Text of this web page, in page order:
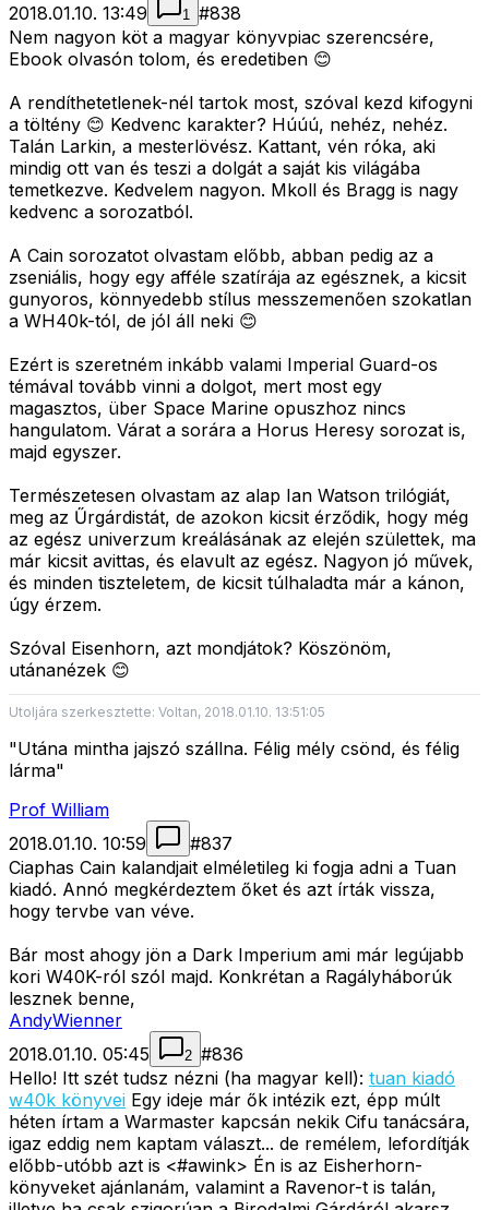
2018.01.10. 13:49 1 #838
Nem nagyon köt a magyar könyvpiac szerencsére,
Ebook olvasón tolom, és eredetiben 😊
A rendíthetetlenek-nél tartok most, szóval kezd kifogyni
a töltény 😊 Kedvenc karakter? Húúú, nehéz, nehéz.
Talán Larkin, a mesterlövész. Kattant, vén róka, aki
mindig ott van és teszi a dolgát a saját kis világába
temetkezve. Kedvelem nagyon. Mkoll és Bragg is nagy
kedvenc a sorozatból.
A Cain sorozatot olvastam előbb, abban pedig az a
zseniális, hogy egy afféle szatírája az egésznek, a kicsit
gunyoros, könnyedebb stílus messzemenően szokatlan
a WH40k-tól, de jól áll neki 😊
Ezért is szeretném inkább valami Imperial Guard-os
témával tovább vinni a dolgot, mert most egy
magasztos, über Space Marine opuszhoz nincs
hangulatom. Várat a sorára a Horus Heresy sorozat is,
majd egyszer.
Természetesen olvastam az alap Ian Watson trilógiát,
meg az Űrgárdistát, de azokon kicsit érződik, hogy még
az egész univerzum kreálásának az elején születtek, ma
már kicsit avittas, és elavult az egész. Nagyon jó művek,
és minden tiszteletem, de kicsit túlhaladta már a kánon,
úgy érzem.
Szóval Eisenhorn, azt mondjátok? Köszönöm,
utánanézek 😊
Utoljára szerkesztette: Voltan, 2018.01.10. 13:51:05
"Utána mintha jajszó szállna. Félig mély csönd, és félig
lárma"
Prof William
2018.01.10. 10:59
#837
Ciaphas Cain kalandjait elméletileg ki fogja adni a Tuan
kiadó. Annó megkérdeztem őket és azt írták vissza,
hogy tervbe van véve.
Bár most ahogy jön a Dark Imperium ami már legújabb
kori W40K-ról szól majd. Konkrétan a Ragályháborúk
lesznek benne,
AndyWienner
2018.01.10. 05:45
2 #836
Hello! Itt szét tudsz nézni (ha magyar kell): tuan kiadó
w40k könyvei Egy ideje már ők intézik ezt, épp múlt
héten írtam a Warmaster kapcsán nekik Cifu tanácsára,
igaz eddig nem kaptam választ... de remélem, lefordítják
előbb-utóbb azt is <#awink> Én is az Eisherhorn-
könyveket ajánlanám, valamint a Ravenor-t is talán,